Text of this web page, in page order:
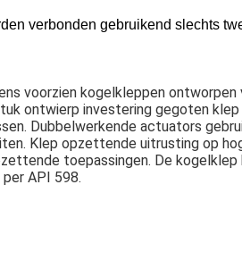
verbonden gebruikend slechts
voorzien kogelkleppen ontworpen
ontwierp investering gegoten
Dubbelwerkende actuators
Klep opzettende uitrusting op
toepassingen. De kogelklep
API 598.